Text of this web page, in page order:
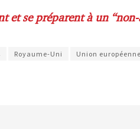
et se préparent à un
Royaume-Uni Union européenne